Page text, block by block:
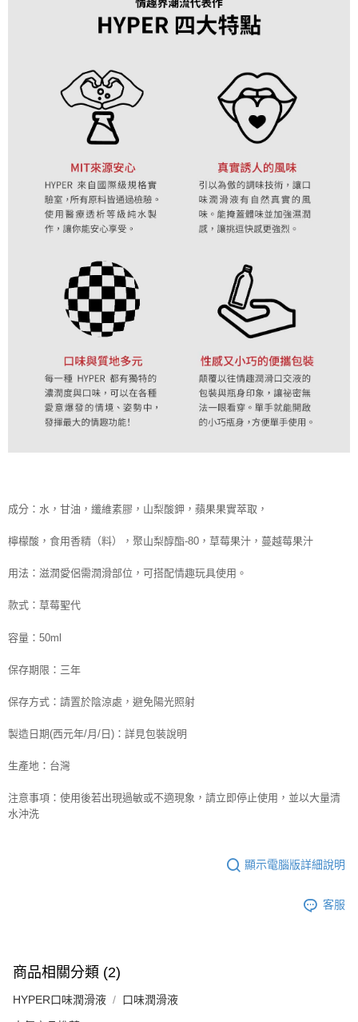
成分： 水，甘油，纖維素膠，山梨酸鉀，蘋果果實萃取，
檸檬酸，食用香精（料），聚山梨醇酯-80，草莓果汁 ，蔓越莓果汁
用法：滋潤愛侶需潤滑部位，可搭配情趣玩具使用。
款式：草莓聖代
容量：50ml
保存期限：三年
保存方式：請置於陰涼處，避免陽光照射
製造日期(西元年/月/日)：詳見包裝說明
生產地：台灣
注意事項：使用後若出現過敏或不適現象，請立即停止使用，並以大量清
水沖洗
顯示電腦版詳細說明
客服
商品相關分類 (2)
HYPER口味潤滑液 口味潤滑液